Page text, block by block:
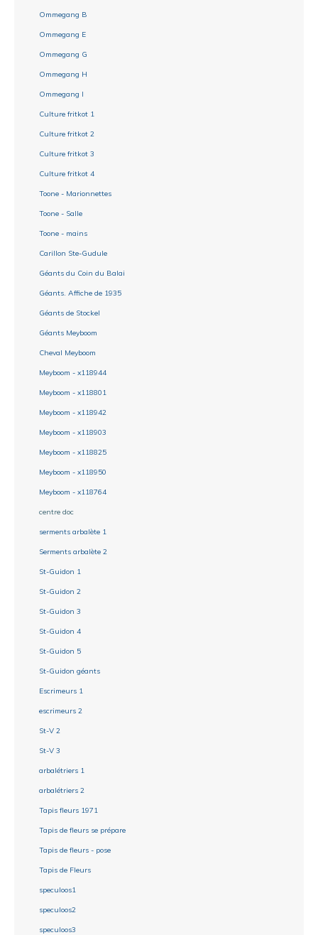
Ommegang B
Ommegang E
Ommegang G
Ommegang H
Ommegang I
Culture fritkot 1
Culture fritkot 2
Culture fritkot 3
Culture fritkot 4
Toone - Marionnettes
Toone - Salle
Toone - mains
Carillon Ste-Gudule
Géants du Coin du Balai
Géants. Affiche de 1935
Géants de Stockel
Géants Meyboom
Cheval Meyboom
Meyboom - x118944
Meyboom - x118801
Meyboom - x118942
Meyboom - x118903
Meyboom - x118825
Meyboom - x118950
Meyboom - x118764
centre doc
serments arbalète 1
Serments arbalète 2
St-Guidon 1
St-Guidon 2
St-Guidon 3
St-Guidon 4
St-Guidon 5
St-Guidon géants
Escrimeurs 1
escrimeurs 2
St-V 2
St-V 3
arbalétriers 1
arbalétriers 2
Tapis fleurs 1971
Tapis de fleurs se prépare
Tapis de fleurs - pose
Tapis de Fleurs
speculoos1
speculoos2
speculoos3